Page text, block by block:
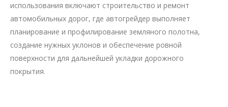
использования включают строительство и ремонт
автомобильных дорог, где автогрейдер выполняет
планирование и профилирование земляного полотна,
создание нужных уклонов и обеспечение ровной
поверхности для дальнейшей укладки дорожного
покрытия.